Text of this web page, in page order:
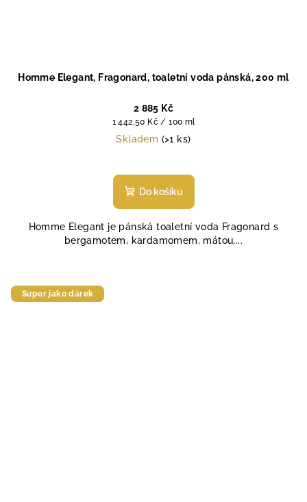
Homme Elegant, Fragonard, toaletní voda pánská, 200 ml
2 885 Kč
Měrná
cena:
1 442,50 Kč / 100 ml
Skladem (>1 ks)
Do košíku
Homme Elegant je pánská toaletní voda Fragonard s
bergamotem, kardamomem, mátou,...
Super jako dárek